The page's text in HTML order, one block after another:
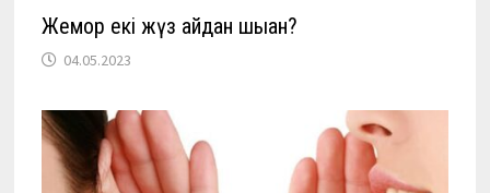
Жемқор екі жүз қайдан шыққан?
04.05.2023